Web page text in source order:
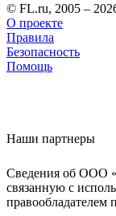
© FL.ru, 2005 –
О проекте
Правила
Безопасность
Помощь
Наши партнеры
Сведения об ООО
связанную с